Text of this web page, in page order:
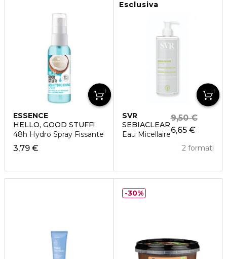
ESSENCE
HELLO, GOOD STUFF!
48h Hydro Spray Fissante
3,79 €
Esclusiva
SVR
SEBIACLEAR
Eau Micellaire6,65 €
9,50 €
2 formati
30%